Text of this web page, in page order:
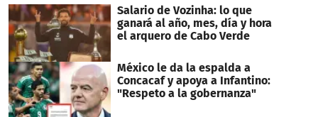
Salario de Vozinha: lo que
ganará al año, mes, día y hora
el arquero de Cabo Verde
México le da la espalda a
Concacaf y apoya a Infantino:
"Respeto a la gobernanza"